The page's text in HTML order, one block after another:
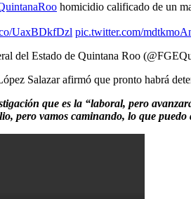
homicidio calificado de un
UaxBDkfDzl pic.twitter.com/
del Estado de Quintana Roo
Salazar afirmó que pronto habrá
que es la “laboral, pero
pero vamos caminando, lo que